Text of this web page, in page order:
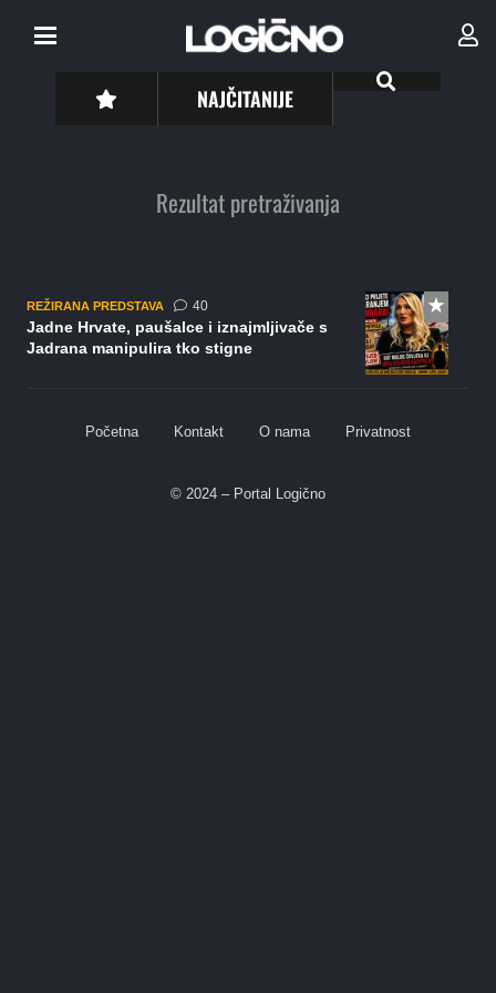
NAJČITANIJE
Rezultat pretraživanja
REŽIRANA PREDSTAVA 40komentara
Jadne Hrvate, paušalce i iznajmljivače s
Jadrana manipulira tko stigne
Početna Kontakt O nama Privatnost
© 2024 – Portal Logično